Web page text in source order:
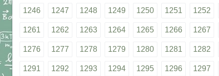
1246 1247 1248 1249 1250 1251 1252
1261 1262 1263 1264 1265 1266 1267
1276 1277 1278 1279 1280 1281 1282
1291 1292 1293 1294 1295 1296 1297